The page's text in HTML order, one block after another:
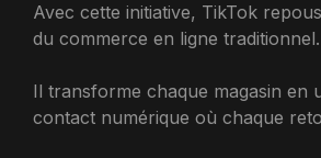
Avec cette initiative, TikTok
du commerce en ligne traditionnel.
Il transforme chaque magasin en
contact numérique où chaque